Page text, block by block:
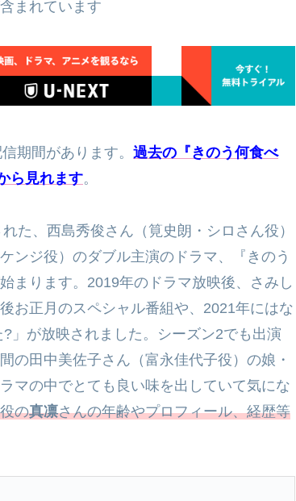
まれています
期間があります。 過去の『きのう何食べ
ら見れます。
た、西島秀俊さん（筧史朗・シロさん役）
ンジ役）のダブル主演のドラマ、『きのう
まります。2019年のドラマ放映後、さみし
お正月のスペシャル番組や、2021年にはな
」が放映されました。シーズン2でも出演
の田中美佐子さん（富永佳代子役）の娘・
マの中でとても良い味を出していて気にな
の真凛さんの年齢やプロフィール、経歴等